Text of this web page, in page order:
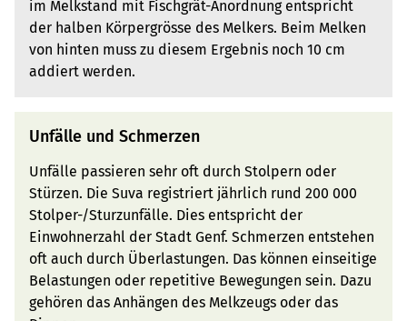
im Melkstand mit Fischgrät-Anordnung entspricht
der halben Körpergrösse des Melkers. Beim Melken
von hinten muss zu diesem Ergebnis noch 10 cm
addiert werden.
Unfälle und Schmerzen
Unfälle passieren sehr oft durch Stolpern oder
Stürzen. Die Suva registriert jährlich rund 200 000
Stolper-/Sturzunfälle. Dies entspricht der
Einwohnerzahl der Stadt Genf. Schmerzen entstehen
oft auch durch Überlastungen. Das können einseitige
Belastungen oder repetitive Bewegungen sein. Dazu
gehören das Anhängen des Melkzeugs oder das